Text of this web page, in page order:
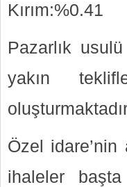
Kırım:%0.41
Pazarlık
yakın
Özel idare’nin
ihaleler